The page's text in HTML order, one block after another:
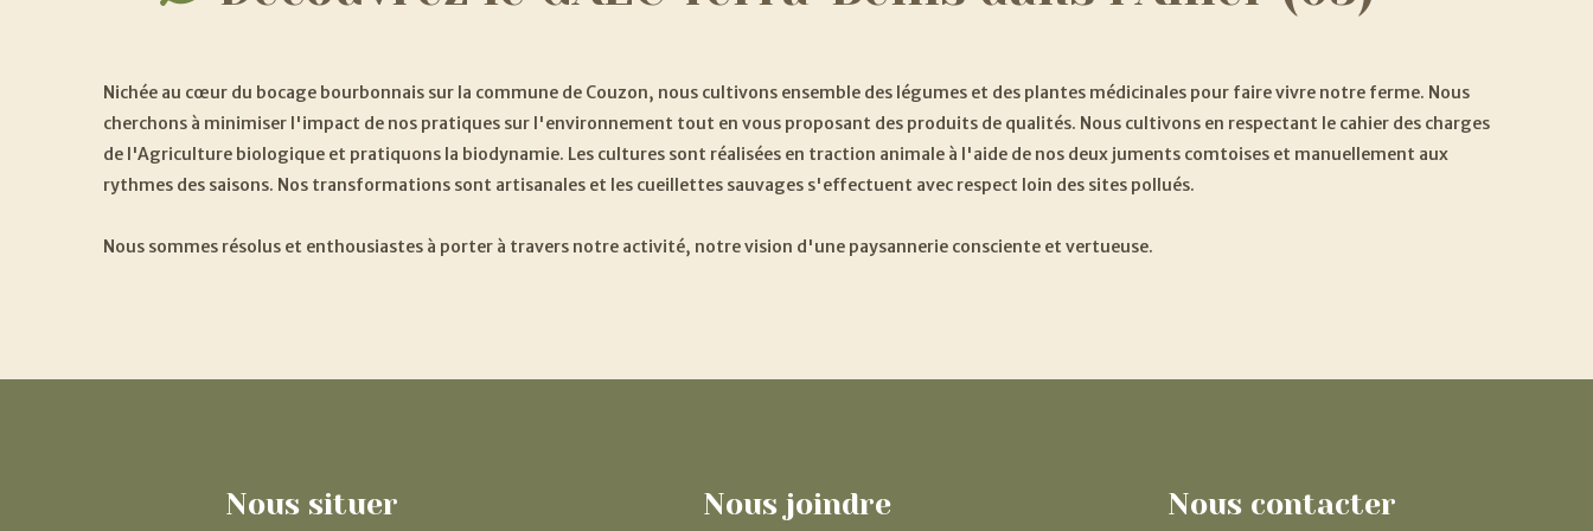
Nichée au cœur du bocage bourbonnais sur la commune de Couzon, nous cultivons ensemble des légumes et des plantes médicinales pour faire vivre notre ferme. Nous
cherchons à minimiser l'impact de nos pratiques sur l'environnement tout en vous proposant des produits de qualités. Nous cultivons en respectant le cahier des charges
de l'Agriculture biologique et pratiquons la biodynamie. Les cultures sont réalisées en traction animale à l'aide de nos deux juments comtoises et manuellement aux
rythmes des saisons. Nos transformations sont artisanales et les cueillettes sauvages s'effectuent avec respect loin des sites pollués.
Nous sommes résolus et enthousiastes à porter à travers notre activité, notre vision d'une paysannerie consciente et vertueuse.
Nous situer Nous joindre Nous contacter